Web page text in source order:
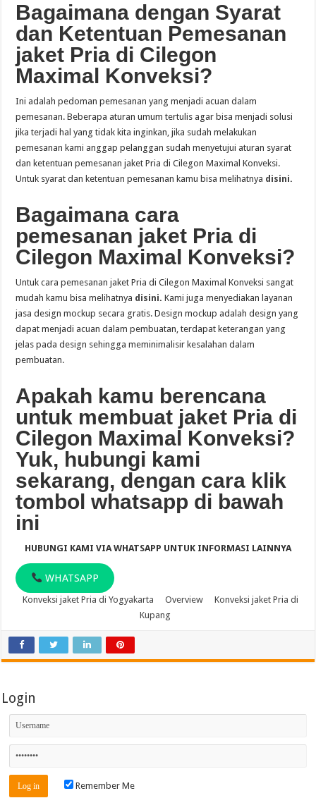
Bagaimana dengan Syarat
dan Ketentuan Pemesanan
jaket Pria di Cilegon
Maximal Konveksi?
Ini adalah pedoman pemesanan yang menjadi acuan dalam
pemesanan. Beberapa aturan umum tertulis agar bisa menjadi solusi
jika terjadi hal yang tidak kita inginkan, jika sudah melakukan
pemesanan kami anggap pelanggan sudah menyetujui aturan syarat
dan ketentuan pemesanan jaket Pria di Cilegon Maximal Konveksi.
Untuk syarat dan ketentuan pemesanan kamu bisa melihatnya disini.
Bagaimana cara
pemesanan jaket Pria di
Cilegon Maximal Konveksi?
Untuk cara pemesanan jaket Pria di Cilegon Maximal Konveksi sangat
mudah kamu bisa melihatnya disini. Kami juga menyediakan layanan
jasa design mockup secara gratis. Design mockup adalah design yang
dapat menjadi acuan dalam pembuatan, terdapat keterangan yang
jelas pada design sehingga meminimalisir kesalahan dalam
pembuatan.
Apakah kamu berencana
untuk membuat jaket Pria di
Cilegon Maximal Konveksi?
Yuk, hubungi kami
sekarang, dengan cara klik
tombol whatsapp di bawah
ini
HUBUNGI KAMI VIA WHATSAPP UNTUK INFORMASI LAINNYA
WHATSAPP
Konveksi jaket Pria di Yogyakarta Overview
Konveksi jaket Pria di
Kupang
Login
Remember Me